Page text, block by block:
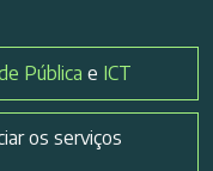
Pública e ICT
os serviços